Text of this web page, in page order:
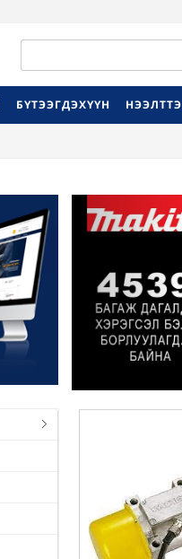
БҮТЭЭГДЭХҮҮН